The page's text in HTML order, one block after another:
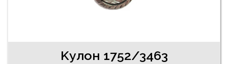
Kулон 1752/3463